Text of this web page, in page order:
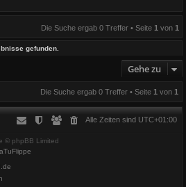
Die Suche ergab 0 Treffer • Seite 1 von 1
gefunden.
Gehe zu
Die Suche ergab 0 Treffer • Seite 1 von 1
Alle Zeiten sind UTC+01:00
© phpBB Limited